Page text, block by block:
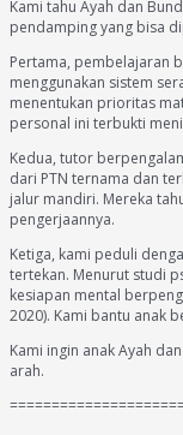
Kami tahu Ayah dan
pendamping yang bisa
Pertama, pembelajaran
menggunakan sistem
menentukan prioritas
personal ini terbukti
Kedua, tutor
dari PTN ternama dan
jalur mandiri. Mereka
pengerjaannya.
Ketiga, kami peduli
tertekan. Menurut studi
kesiapan mental
2020). Kami bantu anak
Kami ingin anak Ayah
arah.